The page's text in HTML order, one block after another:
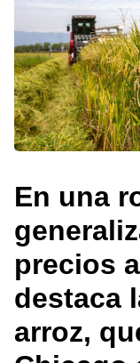
En una
precios
destaca
arroz,